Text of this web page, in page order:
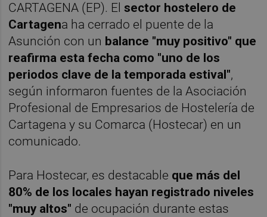
CARTAGENA (EP). Elsector hostelero de
Cartagena ha cerrado el puente de la
Asunción con un balance "muy positivo" que
reafirma esta fecha como "uno de los
periodos clave de la temporada estival",
según informaron fuentes de la Asociación
Profesional de Empresarios de Hostelería de
Cartagena y su Comarca (Hostecar) en un
comunicado.
Para Hostecar, es destacable que más del
80% de los locales hayan registrado niveles
"muy altos" de ocupación durante estas